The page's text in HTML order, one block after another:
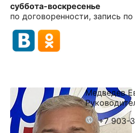
суббота-воскресенье
по договоренности, запись
Медведев
+7 903-